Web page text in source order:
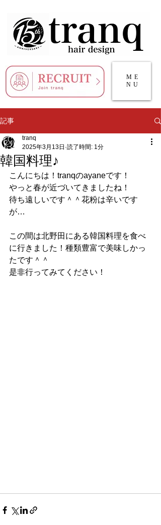
ME
NU
記事
韓国料理♪
tranq
2025年3月13日 読了時間: 1分
こんにちは！tranqのayaneです！
やっと春が近づいてきましたね！
待ち遠しいです＾＾花粉は辛いです
が…
この間は北野田にある韓国料理を食べ
に行きました！種類豊富で美味しかっ
たです＾＾
是非行ってみてください！